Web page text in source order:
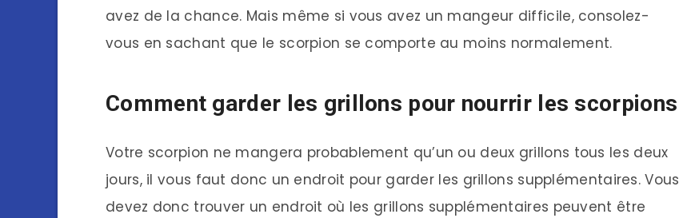
avez de la chance. Mais même si vous avez un mangeur difficile, consolez-
vous en sachant que le scorpion se comporte au moins normalement.
Comment garder les grillons pour nourrir les scorpions
Votre scorpion ne mangera probablement qu’un ou deux grillons tous les deux
jours, il vous faut donc un endroit pour garder les grillons supplémentaires. Vous
devez donc trouver un endroit où les grillons supplémentaires peuvent être